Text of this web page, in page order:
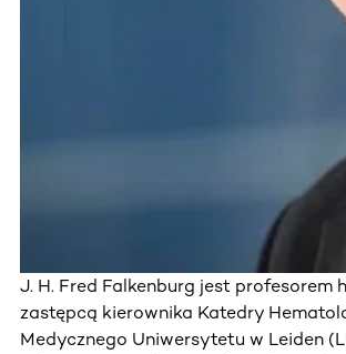
J. H. Fred Falkenburg jest profesorem
zastępcą kierownika Katedry
Medycznego Uniwersytetu w Leiden